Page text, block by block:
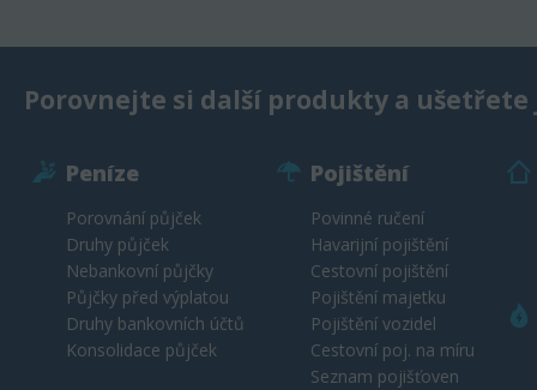
Porovnejte si další produkty a ušetřete
Peníze
Porovnání půjček
Druhy půjček
Nebankovní půjčky
Půjčky před výplatou
Druhy bankovních účtů
Konsolidace půjček
Pojištění
Povinné ručení
Havarijní pojištění
Cestovní pojištění
Pojištění majetku
Pojištění vozidel
Cestovní poj. na míru
Seznam pojišťoven